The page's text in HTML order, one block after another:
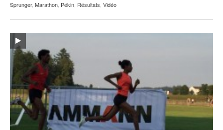
Sprunger, Marathon, Pékin, Résultats, Vidéo